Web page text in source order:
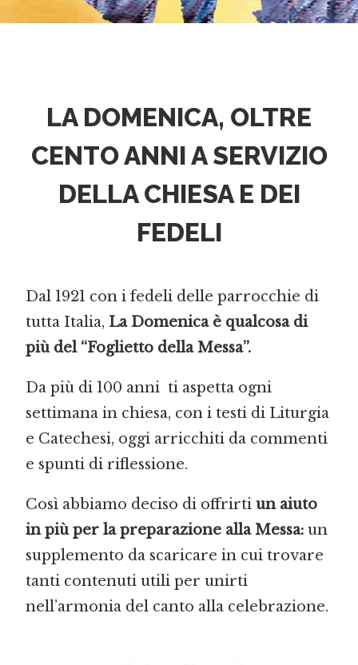
LA DOMENICA, OLTRE
CENTO ANNI A SERVIZIO
DELLA CHIESA E DEI
FEDELI
Dal 1921 con i fedeli delle parrocchie di
tutta Italia, La Domenica è qualcosa di
più del “Foglietto della Messa”.
Da più di 100 anni ti aspetta ogni
settimana in chiesa, con i testi di Liturgia
e Catechesi, oggi arricchiti da commenti
e spunti di riflessione.
Così abbiamo deciso di offrirtiun aiuto
in più per la preparazione alla Messa: un
supplemento da scaricare in cui trovare
tanti contenuti utili per unirti
nell’armonia del canto alla celebrazione.